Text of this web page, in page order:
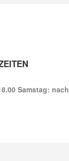
Samstag: nach